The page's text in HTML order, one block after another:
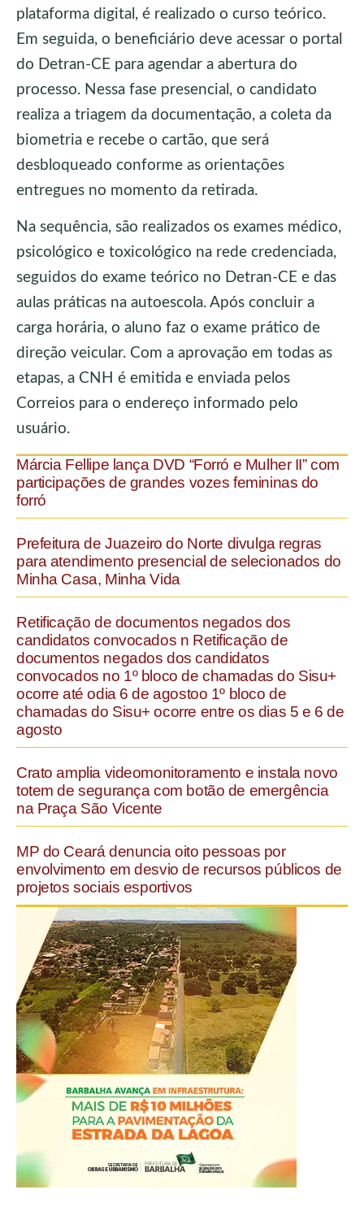
plataforma digital, é realizado o curso teórico.
Em seguida, o beneficiário deve acessar o portal
do Detran-CE para agendar a abertura do
processo. Nessa fase presencial, o candidato
realiza a triagem da documentação, a coleta da
biometria e recebe o cartão, que será
desbloqueado conforme as orientações
entregues no momento da retirada.
Na sequência, são realizados os exames médico,
psicológico e toxicológico na rede credenciada,
seguidos do exame teórico no Detran-CE e das
aulas práticas na autoescola. Após concluir a
carga horária, o aluno faz o exame prático de
direção veicular. Com a aprovação em todas as
etapas, a CNH é emitida e enviada pelos
Correios para o endereço informado pelo
usuário.
Márcia Fellipe lança DVD “Forró e Mulher II” com
participações de grandes vozes femininas do
forró
Prefeitura de Juazeiro do Norte divulga regras
para atendimento presencial de selecionados do
Minha Casa, Minha Vida
Retificação de documentos negados dos
candidatos convocados n Retificação de
documentos negados dos candidatos
convocados no 1º bloco de chamadas do Sisu+
ocorre até odia 6 de agostoo 1º bloco de
chamadas do Sisu+ ocorre entre os dias 5 e 6 de
agosto
Crato amplia videomonitoramento e instala novo
totem de segurança com botão de emergência
na Praça São Vicente
MP do Ceará denuncia oito pessoas por
envolvimento em desvio de recursos públicos de
projetos sociais esportivos